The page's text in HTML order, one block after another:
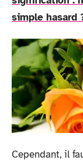
simple hasard
Cependant, il